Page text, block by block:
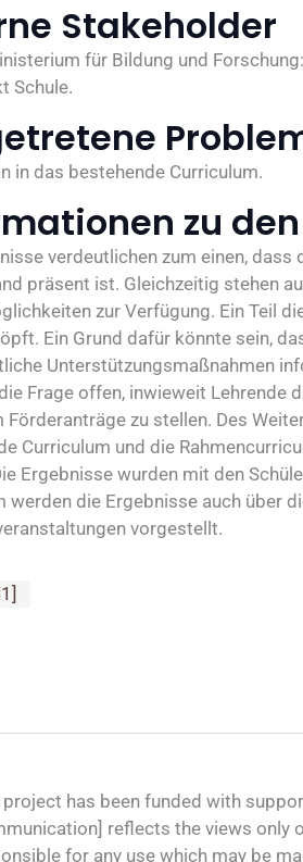
Stakeholder
für Bildung und
Schule.
in das bestehende Curriculum.
zu
verdeutlichen zum einen,
präsent ist. Gleichzeitig stehen
zur Verfügung. Ein Teil
Ein Grund dafür könnte sein,
Unterstützungsmaßnahmen
Frage offen, inwieweit Lehrende
Förderanträge zu stellen. Des
Curriculum und die
Ergebnisse wurden mit den
werden die Ergebnisse auch über
vorgestellt.
project has been funded with
reflects the views only
for any use which may be